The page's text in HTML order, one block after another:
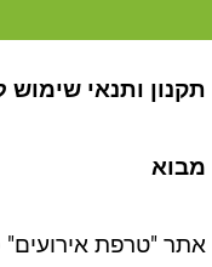
תקנון ותנאי
מבוא
אתר "טרפת